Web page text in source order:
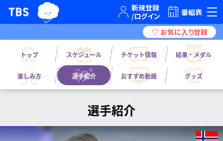
TBSテレビ｜ときめくときを。 番組表
トップ スケジュール チケット情報 結果・メダル
楽しみ方 選手紹介 おすすめ動画 グッズ
選手紹介